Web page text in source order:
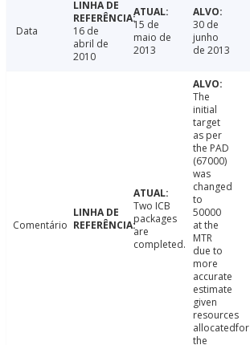
Data
16 de
abril de
2010
15 de
maio de
2013
30 de
junho
de 2013
Comentário
Two ICB
packages
are
completed.
The
initial
target
as per
the PAD
(67000)
was
changed
to
50000
at the
MTR
due to
more
accurate
estimate
given
resources
allocatedfor
the